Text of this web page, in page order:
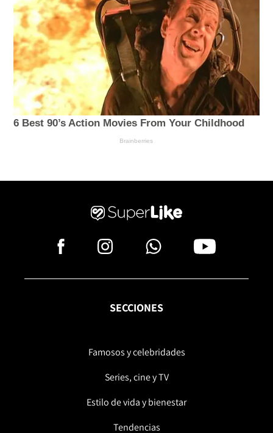
SECCIONES
Famosos y celebridades
Series, cine y TV
Estilo de vida y bienestar
Tendencias